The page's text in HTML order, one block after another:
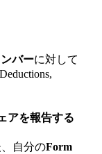
バーに対して
アを報告する
自分のForm